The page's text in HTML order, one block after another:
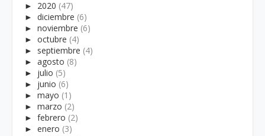
► 2020 (47)
► diciembre (6)
► noviembre (6)
► octubre (4)
► septiembre (4)
► agosto (8)
► julio (5)
► junio (6)
► mayo (1)
► marzo (2)
► febrero (2)
► enero (3)